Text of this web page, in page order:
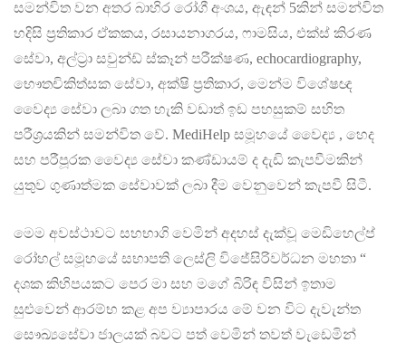
සමන්විත වන අතර බාහිර රෝගී අංශය, ඇඳන් 5කින් සමන්විත
හදිසි ප්‍රතිකාර ඒකකය, රසායනාගරය, ෆාමසිය, එක්ස් කිරණ
සේවා, අල්ට්‍රා සවුන්ඩ් ස්කෑන් පරීක්ෂණ, echocardiography,
භෞතචිකිත්සක සේවා, අක්ෂි ප්‍රතිකාර, මෙන්ම විශේෂඥ
වෛද්‍ය සේවා ලබා ගත හැකි වඩාත් ඉඩ පහසුකම් සහිත
පරීශ්‍රයකින් සමන්විත වේ. MediHelp සමූහයේ වෛද්‍ය , හෙද
සහ පරීපූරක වෛද්‍ය සේවා කණ්ඩායම් ද දැඩි කැපවීමකින්
යුතුව ගුණාත්මක සේවාවක් ලබා දීම වෙනුවෙන් කැපවී සිටී.
මෙම අවස්ථාවට සහභාගි වෙමින් අදහස් දැක්වූ මෙඩිහෙල්ප්
රෝහල් සමූහයේ සභාපති ලෙස්ලි විජේසිරිවර්ධන මහතා “
දශක කිහිපයකට පෙර මා සහ මගේ බිරිඳ විසින් ඉතාම
සුළුවෙන් ආරම්භ කළ අප ව්‍යාපාරය මේ වන විට දැවැන්ත
සෞඛ්‍යසේවා ජාලයක් බවට පත් වෙමින් තවත් වැඩෙමින්